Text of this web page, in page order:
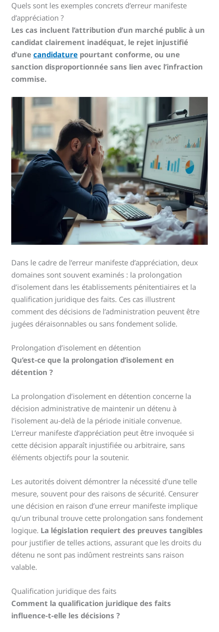
Quels sont les exemples concrets d’erreur manifeste
d’appréciation ?
Les cas incluent l’attribution d’un marché public à un
candidat clairement inadéquat, le rejet injustifié
d’unecandidature pourtant conforme, ou une
sanction disproportionnée sans lien avec l’infraction
commise.
Dans le cadre de l’erreur manifeste d’appréciation, deux
domaines sont souvent examinés : la prolongation
d’isolement dans les établissements pénitentiaires et la
qualification juridique des faits. Ces cas illustrent
comment des décisions de l’administration peuvent être
jugées déraisonnables ou sans fondement solide.
Prolongation d’isolement en détention
Qu’est-ce que la prolongation d’isolement en
détention ?
La prolongation d’isolement en détention concerne la
décision administrative de maintenir un détenu à
l’isolement au-delà de la période initiale convenue.
L’erreur manifeste d’appréciation peut être invoquée si
cette décision apparaît injustifiée ou arbitraire, sans
éléments objectifs pour la soutenir.
Les autorités doivent démontrer la nécessité d’une telle
mesure, souvent pour des raisons de sécurité. Censurer
une décision en raison d’une erreur manifeste implique
qu’un tribunal trouve cette prolongation sans fondement
logique. La législation requiert des preuves tangibles
pour justifier de telles actions, assurant que les droits du
détenu ne sont pas indûment restreints sans raison
valable.
Qualification juridique des faits
Comment la qualification juridique des faits
influence-t-elle les décisions ?